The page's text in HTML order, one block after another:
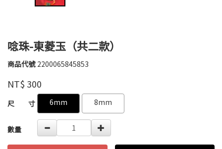
唸珠-東菱玉（共二款）
商品代號 2200065845853
2200065845853
品牌
育
文
物
NT$ 300
GOODS000000000000000008701 GOODS000000000000000008068
尺 寸 6mm 8mm
數量